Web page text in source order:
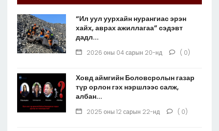
“Ил уул уурхайн нурангиас эрэн
хайх, аврах ажиллагаа” сэдэвт
дадл...
2026 оны 04 сарын 20-нд ( 0)
Ховд аймгийн Боловсролын газар
түр орлон гэх нэршлээс салж,
албан...
2025 оны 12 сарын 22-нд ( 0)